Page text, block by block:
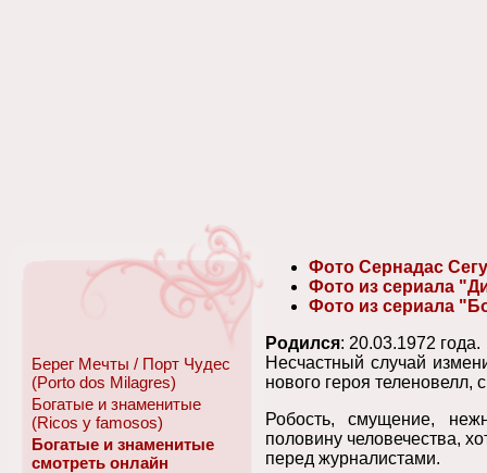
Берег Мечты / Порт Чудес
(Porto dos Milagres)
Богатые и знаменитые
(Ricos y famosos)
Богатые и знаменитые
смотреть онлайн
Фото Сернадас
Фото из сериала
Фото из сериала
Родился: 20.03.1972 года.
Несчастный случай
нового героя теленовелл,
Робость, смущение,
половину человечества,
перед журналистами.